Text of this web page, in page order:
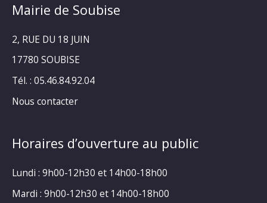
Mairie de Soubise
2, RUE DU 18 JUIN
17780 SOUBISE
Tél. : 05.46.84.92.04
Nous contacter
Horaires d’ouverture au public
Lundi : 9h00-12h30 et 14h00-18h00
Mardi : 9h00-12h30 et 14h00-18h00